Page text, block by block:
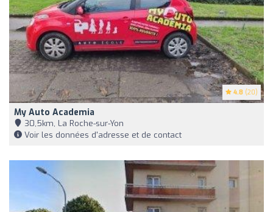
4.8 (20)
My Auto Academia
30,5km, La Roche-sur-Yon
Voir les données d'adresse et de contact